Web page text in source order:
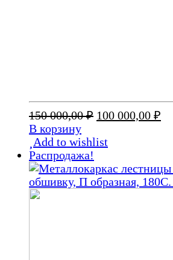
150 000,00₽ Первоначальная
составляла
000,00 ₽.
100 000,00 ₽
В корзину
Add to wishlist
Распродажа!